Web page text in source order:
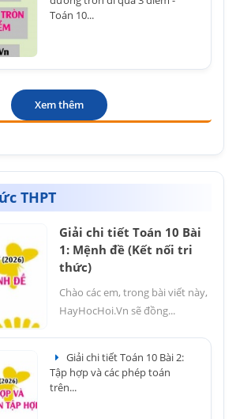
Toán 10...
Xem thêm
THPT
Giải chi tiết Toán 10 Bài
1: Mệnh đề (Kết nối tri
thức)
Chào các em, trong bài viết này,
HayHocHoi.Vn sẽ đồng...
Giải chi tiết Toán 10 Bài 2:
Tập hợp và các phép toán
trên...